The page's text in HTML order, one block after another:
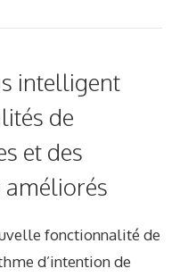
intelligent
de
et des
améliorés
fonctionnalité de
d’intention de